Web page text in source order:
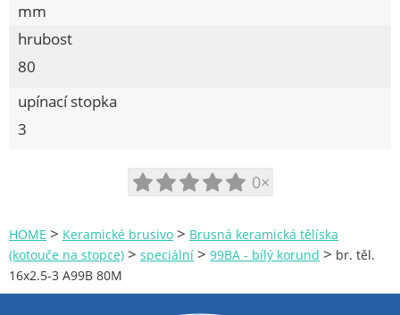
mm
hrubost
80
upínací stopka
3
0×
HOME > Keramické brusivo > Brusná keramická tělíska
(kotouče na stopce) > speciální > 99BA - bílý korund > br. těl.
16x2.5-3 A99B 80M